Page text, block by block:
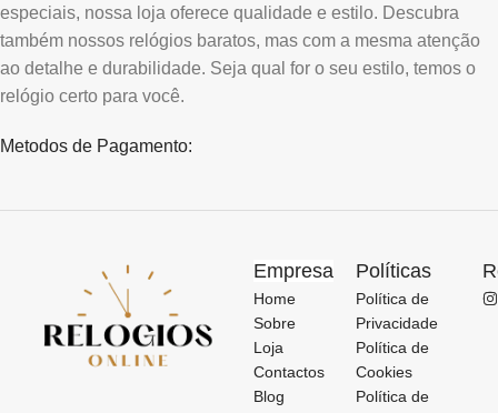
especiais, nossa loja oferece qualidade e estilo. Descubra
também nossos relógios baratos, mas com a mesma atenção
ao detalhe e durabilidade. Seja qual for o seu estilo, temos o
relógio certo para você.
Metodos de Pagamento:
Empresa
Home
Sobre
Loja
Contactos
Blog
Políticas
Política de
Privacidade
Política de
Cookies
Política de